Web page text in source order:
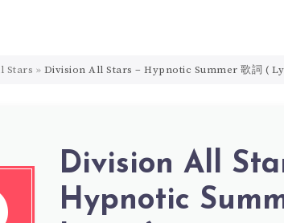
Stars » Division All Stars – Hypnotic Summer 歌詞 (
Division All
Hypnotic